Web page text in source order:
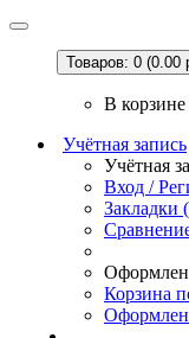
Товаров: 0 (0.00
В корзине
Учётная запись
Учётная
Вход /
Закладки
Корзина